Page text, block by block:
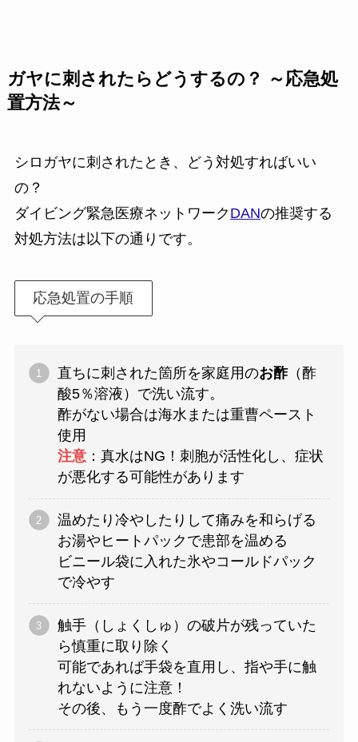
ガヤに刺されたらどうするの？ ～応急処
置方法～
シロガヤに刺されたとき、どう対処すればいい
の？
ダイビング緊急医療ネットワーク DANの推奨する
対処方法は以下の通りです。
応急処置の手順
直ちに刺された箇所を家庭用のお酢（酢
酸5％溶液）で洗い流す。
酢がない場合は海水または重曹ペースト
使用
注意：真水はNG！刺胞が活性化し、症状
が悪化する可能性があります
温めたり冷やしたりして痛みを和らげる
お湯やヒートパックで患部を温める
ビニール袋に入れた氷やコールドパック
で冷やす
触手（しょくしゅ）の破片が残っていた
ら慎重に取り除く
可能であれば手袋を直用し、指や手に触
れないように注意！
その後、もう一度酢でよく洗い流す